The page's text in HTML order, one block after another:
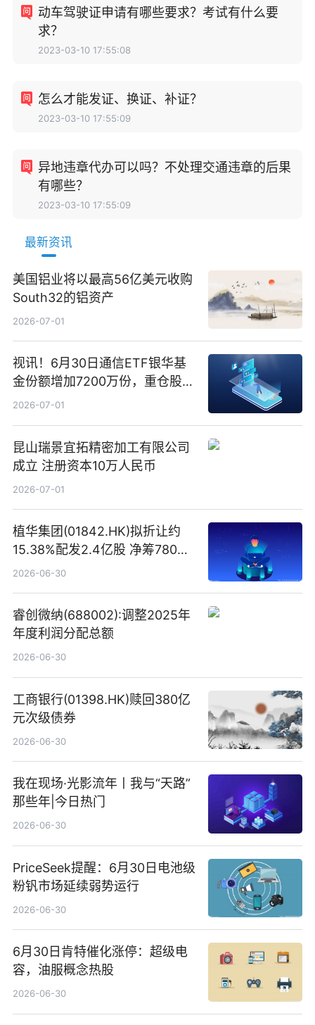
动车驾驶证申请有哪些要求？考试有什么要
求？
2023-03-10 17:55:08
怎么才能发证、换证、补证？
2023-03-10 17:55:09
异地违章代办可以吗？不处理交通违章的后果
有哪些？
2023-03-10 17:55:09
最新资讯
美国铝业将以最高56亿美元收购
South32的铝资产
2026-07-01
视讯！6月30日通信ETF银华基
金份额增加7200万份，重仓股新
易盛、中际旭创、立讯精密
2026-07-01
昆山瑞景宜拓精密加工有限公司
成立 注册资本10万人民币
2026-07-01
植华集团(01842.HK)拟折让约
15.38%配发2.4亿股 净筹780万
港元
2026-06-30
睿创微纳(688002):调整2025年
年度利润分配总额
2026-06-30
工商银行(01398.HK)赎回380亿
元次级债券
2026-06-30
我在现场·光影流年丨我与“天路”
那些年|今日热门
2026-06-30
PriceSeek提醒：6月30日电池级
粉钒市场延续弱势运行
2026-06-30
6月30日肯特催化涨停：超级电
容，油服概念热股
2026-06-30